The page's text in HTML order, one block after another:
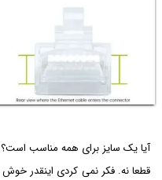
آیا یک سایز برای همه مناسب است؟